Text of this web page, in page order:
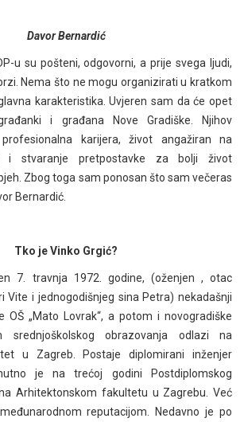
Davor Bernardić
u su pošteni, odgovorni, a prije svega ljudi,
Nema što ne mogu organizirati u kratkom
karakteristika. Uvjeren sam da će opet
i građana Nove Gradiške. Njihov
karijera, život angažiran na
i stvaranje pretpostavke za bolji život
Zbog toga sam ponosan što sam večeras
Bernardić.
Tko je Vinko Grgić?
7. travnja 1972. godine, (oženjen , otac
Vite i jednogodišnjeg sina Petra) nekadašnji
OŠ „Mato Lovrak“, a potom i novogradiške
srednjoškolskog obrazovanja odlazi na
u Zagreb. Postaje diplomirani inženjer
je na trećoj godini Postdiplomskog
Arhitektonskom fakultetu u Zagrebu. Već
reputacijom. Nedavno je po